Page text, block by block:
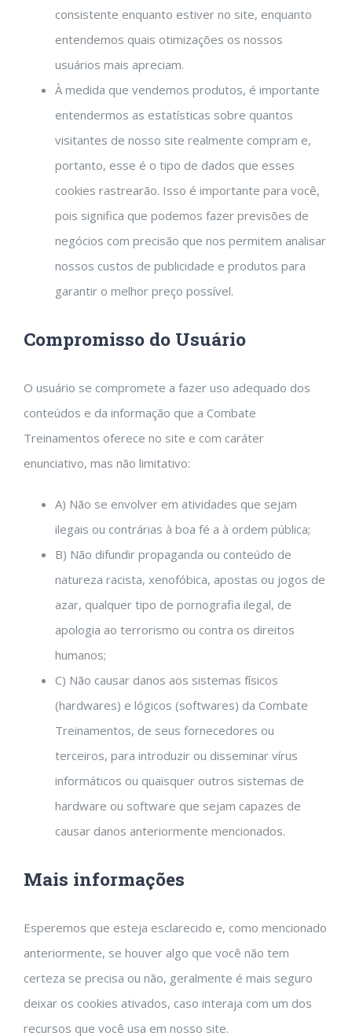
consistente enquanto estiver no site, enquanto
entendemos quais otimizações os nossos
usuários mais apreciam.
À medida que vendemos produtos, é importante
entendermos as estatísticas sobre quantos
visitantes de nosso site realmente compram e,
portanto, esse é o tipo de dados que esses
cookies rastrearão. Isso é importante para você,
pois significa que podemos fazer previsões de
negócios com precisão que nos permitem analisar
nossos custos de publicidade e produtos para
garantir o melhor preço possível.
Compromisso do Usuário
O usuário se compromete a fazer uso adequado dos
conteúdos e da informação que a Combate
Treinamentos oferece no site e com caráter
enunciativo, mas não limitativo:
A) Não se envolver em atividades que sejam
ilegais ou contrárias à boa fé a à ordem pública;
B) Não difundir propaganda ou conteúdo de
natureza racista, xenofóbica, apostas ou jogos de
azar, qualquer tipo de pornografia ilegal, de
apologia ao terrorismo ou contra os direitos
humanos;
C) Não causar danos aos sistemas físicos
(hardwares) e lógicos (softwares) da Combate
Treinamentos, de seus fornecedores ou
terceiros, para introduzir ou disseminar vírus
informáticos ou quaisquer outros sistemas de
hardware ou software que sejam capazes de
causar danos anteriormente mencionados.
Mais informações
Esperemos que esteja esclarecido e, como mencionado
anteriormente, se houver algo que você não tem
certeza se precisa ou não, geralmente é mais seguro
deixar os cookies ativados, caso interaja com um dos
recursos que você usa em nosso site.